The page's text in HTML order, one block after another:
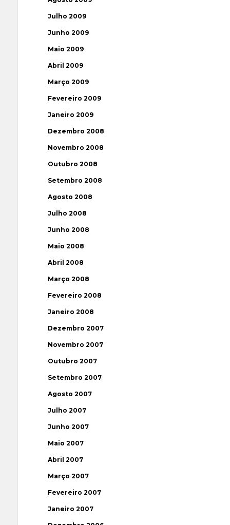
Julho 2009
Junho 2009
Maio 2009
Abril 2009
Março 2009
Fevereiro 2009
Janeiro 2009
Dezembro 2008
Novembro 2008
Outubro 2008
Setembro 2008
Agosto 2008
Julho 2008
Junho 2008
Maio 2008
Abril 2008
Março 2008
Fevereiro 2008
Janeiro 2008
Dezembro 2007
Novembro 2007
Outubro 2007
Setembro 2007
Agosto 2007
Julho 2007
Junho 2007
Maio 2007
Abril 2007
Março 2007
Fevereiro 2007
Janeiro 2007